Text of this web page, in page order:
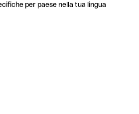
per paese nella tua lingua